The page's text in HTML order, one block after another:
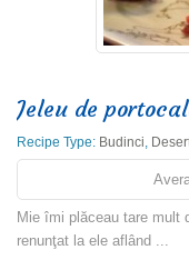
Jeleu de
Recipe Type: Budinci
Mie îmi plăceau tare mult
renunţat la ele aflând ...